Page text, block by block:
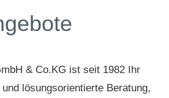
& Co.KG ist seit 1982 Ihr
lösungsorientierte Beratung,